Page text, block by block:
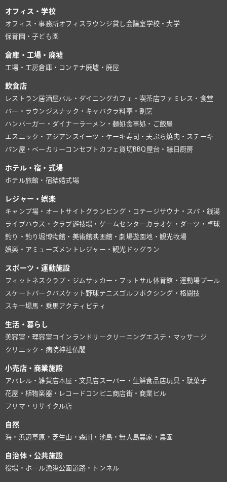
オフィス・学校
オフィス・事務所オフィスラウンジ貸し会議室学校・大学
保育園・子ども園
倉庫・工場・廃墟
工場・工房倉庫・コンテナ廃墟・廃屋
飲食店
レストラン居酒屋バル・ダイニングカフェ・喫茶店ファミレス・食堂
バー・ラウンジ スナック・キャバクラ料亭・割烹
ハンバーガー・ダイナーラーメン・麺処食事処・ご飯屋
エスニック・アジアン スイーツ・ケーキ寿司・天ぷら焼肉・ステーキ
パン屋・ベーカリー コンセプトカフェ貸切BBQ 屋台・縁日 厨房
ホテル・宿・式場
ホテル旅館・宿結婚式場
レジャー・娯楽
キャンプ場・オートサイト グランピング・コテージサウナ・スパ・銭湯
ライブハウス・クラブ遊技場・ゲームセンターカラオケ・ダーツ・卓球
釣り・釣り堀博物館・美術館映画館・劇場遊園地・観光牧場
娯楽・アミューズメント レジャー・観光 ドッグラン
スポーツ・運動施設
フィットネスクラブ・ジム サッカー・フットサル体育館・運動場プール
スケートパーク バスケット 野球テニス ゴルフ ボクシング・格闘技
スキー場馬・乗馬アクティビティ
生活・暮らし
美容室・理容室 コインランドリー クリーニングエステ・マッサージ
クリニック・病院神社仏閣
小売店・商業施設
アパレル・雑貨店本屋・文具店 スーパー・生鮮食品店玩具・駄菓子
花屋・植物楽器・レコード コンビニ商店街・商業ビル
フリマ・リサイクル店
自然
海・浜辺 草原・芝生山・森川・池島・無人島農家・農園
自治体・公共施設
役場・ホール漁港公園 道路・トンネル